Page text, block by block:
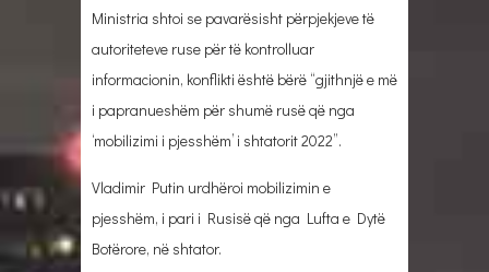
Ministria shtoi se pavarësisht përpjekjeve të
autoriteteve ruse për të kontrolluar
informacionin, konflikti është bërë “gjithnjë e më
i papranueshëm për shumë rusë që nga
‘mobilizimi i pjesshëm’ i shtatorit 2022”.
Vladimir Putin urdhëroi mobilizimin e
pjesshëm, i pari i Rusisë që nga Lufta e Dytë
Botërore, në shtator.